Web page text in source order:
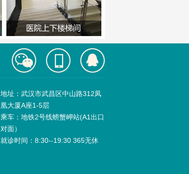
地址：武汉市武昌区中山路312凤
凰大厦A座1-5层
乘车：地铁2号线螃蟹岬站(A1出口
对面）
就诊时间：8:30--19:30 365无休